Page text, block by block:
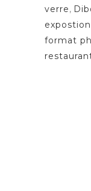
verre,
expostion
format